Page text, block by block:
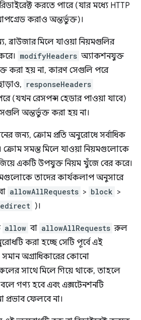
করতে পারে (যার মধ্যে HTTP
করাও অন্তর্ভুক্ত)।
ব্রাউজার মিলে যাওয়া নিয়মগুলির
modifyHeaders অ্যাকশনযুক্ত
করা হয় না, কারণ সেগুলি পরে
responseHeaders
(যখন রেসপন্স হেডার পাওয়া যাবে)
অন্তর্ভুক্ত করা হয় না।
জন্য, ক্রোম প্রতি অনুরোধে সর্বাধিক
ক্রোম সমস্ত মিলে যাওয়া নিয়মগুলোকে
একটি উপযুক্ত নিয়ম খুঁজে বের করে।
তাদের কার্যকলাপ অনুসারে
allowAllRequests > block >
)।
allow বা allowAllRequests রুল
করা হচ্ছে সেটি পূর্বে এই
অগ্রাধিকারের কোনো
সাথে মিলে গিয়ে থাকে, তাহলে
গণ্য হবে এবং এক্সটেনশনটি
ফেলবে না।